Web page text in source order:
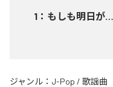
1 ： もしも明日が
ジャンル： J-Pop / 歌謡曲